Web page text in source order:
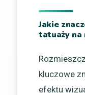
Jakie
tatuaży na
kluczowe
efektu